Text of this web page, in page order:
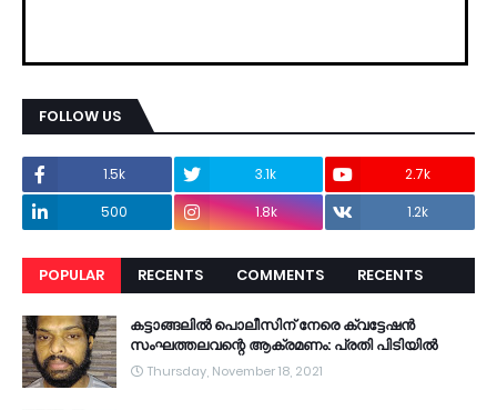
FOLLOW US
1.5k 3.1k
2.7k
500
1.8k 1.2k
POPULAR RECENTS COMMENTS RECENTS
കട്ടാങ്ങലിൽ പൊലീസിന് നേരെ ക്വട്ടേഷൻ
സംഘത്തലവന്റെ ആക്രമണം: പ്രതി പിടിയിൽ
Thursday, November 18, 2021